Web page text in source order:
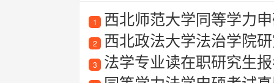
1 西北师范大学同等学力
2 西北政法大学法治学院
3 法学专业读在职研究生